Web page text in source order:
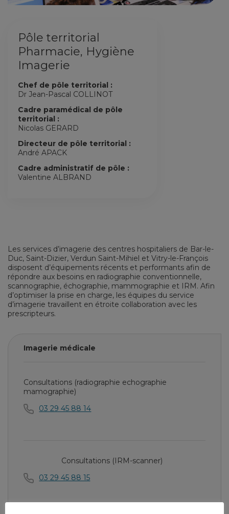
Pôle territorial
Pharmacie, Hygiène
Imagerie
Chef de pôle territorial :
Dr Jean-Pascal COLLINOT
Cadre paramédical de pôle
territorial :
Nicolas GERARD
Directeur de pôle territorial :
André APACK
Cadre administratif de pôle :
Valentine ALBRAND
Les services d’imagerie des centres hospitaliers de Bar-le-
Duc, Saint-Dizier, Verdun Saint-Mihiel et Vitry-le-François
disposent d’équipements récents et performants afin de
répondre aux besoins en radiographie conventionnelle,
scannographie, échographie, mammographie et IRM. Afin
d’optimiser la prise en charge, les équipes du service
d’imagerie travaillent en étroite collaboration avec les
prescripteurs.
Imagerie médicale
Consultations (radiographie echographie
mamographie)
03 29 45 88 14
Consultations (IRM-scanner)
03 29 45 88 15